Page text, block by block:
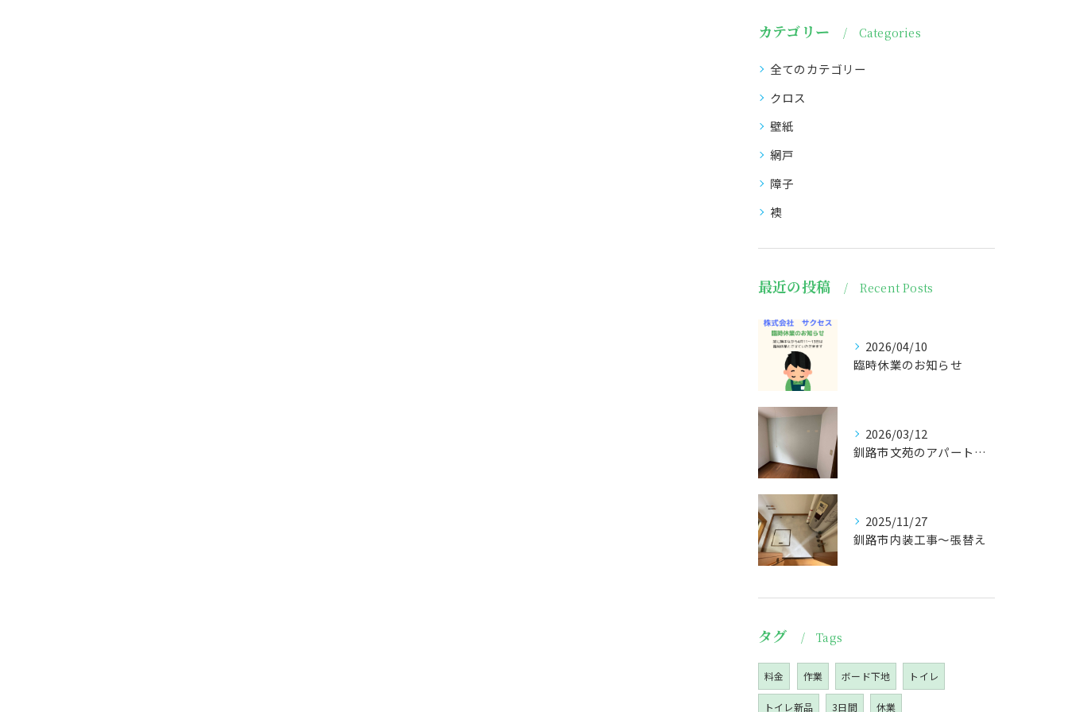
カテゴリー Categories
全てのカテゴリー
クロス
壁紙
網戸
障子
襖
最近の投稿 Recent Posts
2026/04/10
臨時休業のお知らせ
2026/03/12
釧路市文苑のアパート張替えになります🤗
2025/11/27
釧路市内装工事〜張替え
タグ Tags
料金 作業 ボード下地 トイレ
トイレ新品 3日間 休業